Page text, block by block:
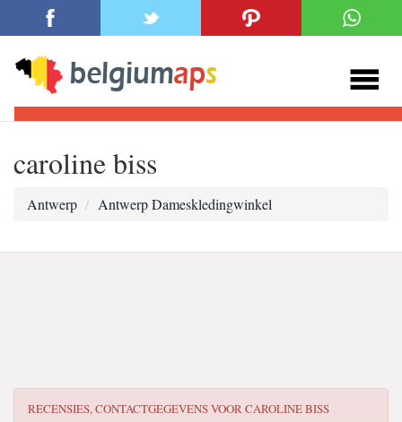
caroline biss
Antwerp Antwerp Dameskledingwinkel
RECENSIES, CONTACTGEGEVENS VOORCAROLINE BISS